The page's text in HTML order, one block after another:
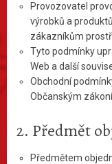
Provozovatel
výrobků a
zákazníkům
Tyto podmínky
Web a další
Obchodní
Občanským
2. Předmět
Předmětem